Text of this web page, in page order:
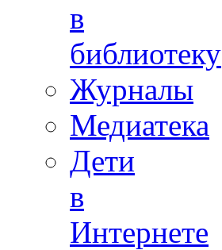
в
библиотеку
Журналы
Медиатека
Дети
в
Интернете